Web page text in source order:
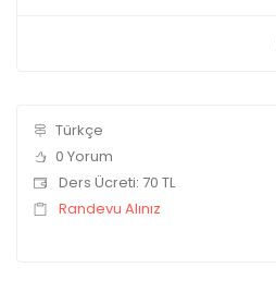
Türkçe
0 Yorum
Ders Ücreti: 70 TL
Randevu Alınız